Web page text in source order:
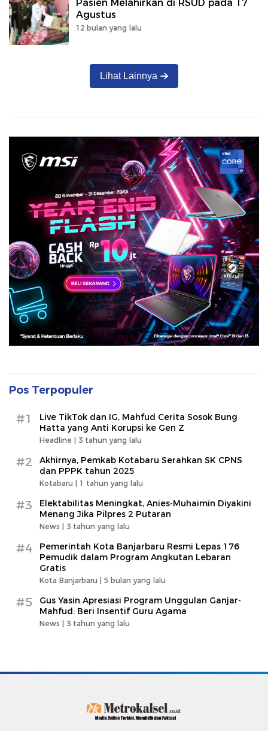
Pasien Melahirkan di RSUD pada 17
Agustus
12 bulan yang lalu
Lihat Lainnya
Pos Terpopuler
#1
Live TikTok dan IG, Mahfud Cerita Sosok Bung
Hatta yang Anti Korupsi ke Gen Z
Headline | 3 tahun yang lalu
#2
Akhirnya, Pemkab Kotabaru Serahkan SK CPNS
dan PPPK tahun 2025
Kotabaru | 1 tahun yang lalu
#3
Elektabilitas Meningkat, Anies-Muhaimin Diyakini
Menang Jika Pilpres 2 Putaran
News | 3 tahun yang lalu
#4
Pemerintah Kota Banjarbaru Resmi Lepas 176
Pemudik dalam Program Angkutan Lebaran
Gratis
Kota Banjarbaru | 5 bulan yang lalu
#5
Gus Yasin Apresiasi Program Unggulan Ganjar-
Mahfud: Beri Insentif Guru Agama
News | 3 tahun yang lalu